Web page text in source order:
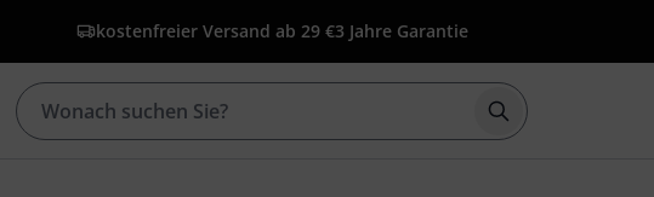
kostenfreier Versand ab 29 €3 Jahre Garantie
Suche mit